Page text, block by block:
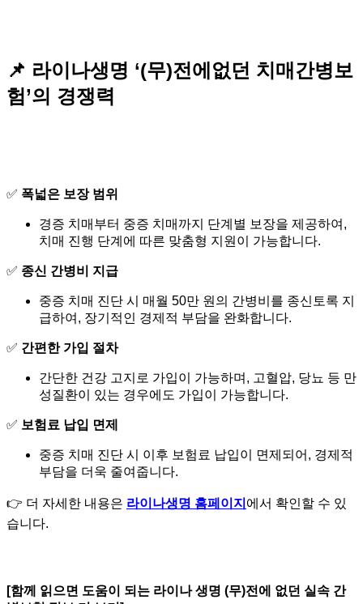
📌 라이나생명 ‘(무)전에없던 치매간병보
험’의 경쟁력
✅ 폭넓은 보장 범위
경증 치매부터 중증 치매까지 단계별 보장을 제공하여,
치매 진행 단계에 따른 맞춤형 지원이 가능합니다.
✅ 종신 간병비 지급
중증 치매 진단 시 매월 50만 원의 간병비를 종신토록 지
급하여, 장기적인 경제적 부담을 완화합니다.
✅ 간편한 가입 절차
간단한 건강 고지로 가입이 가능하며, 고혈압, 당뇨 등 만
성질환이 있는 경우에도 가입이 가능합니다.
✅ 보험료 납입 면제
중증 치매 진단 시 이후 보험료 납입이 면제되어, 경제적
부담을 더욱 줄여줍니다.
👉 더 자세한 내용은 라이나생명 홈페이지 에서 확인할 수 있
습니다.
[함께 읽으면 도움이 되는 라이나 생명 (무)전에 없던 실속 간